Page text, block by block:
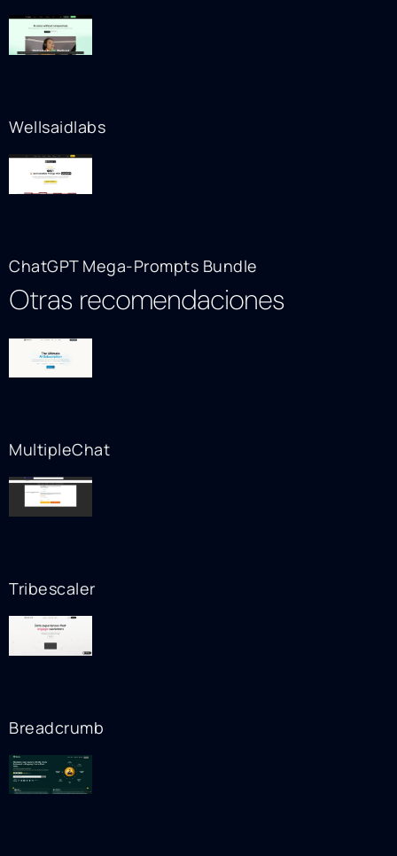
Wellsaidlabs
ChatGPT Mega-Prompts Bundle
Otras recomendaciones
MultipleChat
Tribescaler
Breadcrumb